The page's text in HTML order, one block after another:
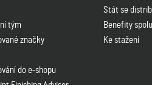
tým
značky
do e-shopu
Stát se
Benefity
Ke stažení